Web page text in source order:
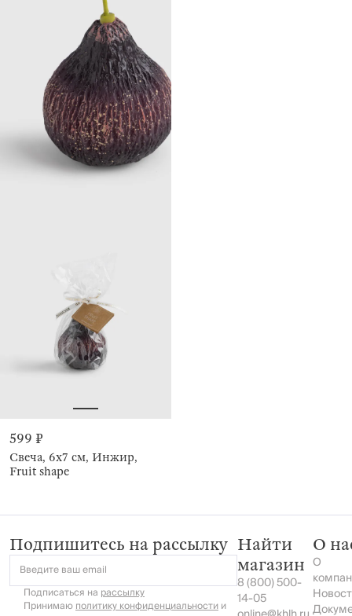
599 ₽
Свеча, 6х7 см, Инжир,
Fruit shape
Подпишитесь на рассылку
Введите ваш email
Подписаться на рассылку
Принимаюполитику конфиденциальностии
Найти
магазин
8 (800) 500-
14-05
О
О